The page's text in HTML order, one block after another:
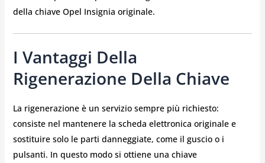
della chiave Opel Insignia originale.
I Vantaggi Della
Rigenerazione Della Chiave
La rigenerazione è un servizio sempre più richiesto:
consiste nel mantenere la scheda elettronica originale e
sostituire solo le parti danneggiate, come il guscio o i
pulsanti. In questo modo si ottiene una chiave